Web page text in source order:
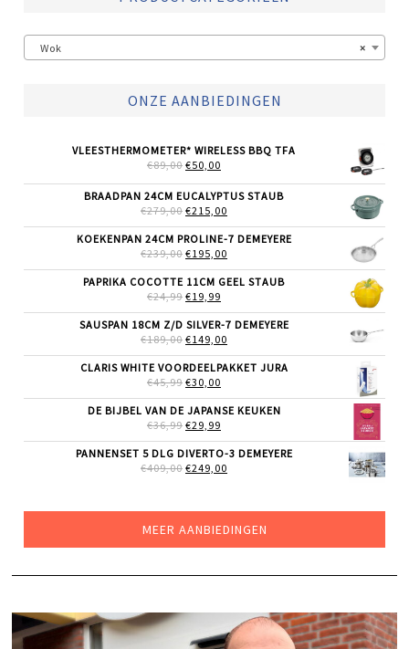
×
Wok
ONZE AANBIEDINGEN
VLEESTHERMOMETER* WIRELESS BBQ TFA
€89,00 OORSPRONKELIJKE
WAS:
€89,00.
€50,00
IS:
€50,00.
BRAADPAN 24CM EUCALYPTUS STAUB
€279,00 OORSPRONKELIJKE
WAS:
€279,00.
€215,00
IS:
KOEKENPAN 24CM PROLINE-7 DEMEYERE
€239,00 OORSPRONKELIJKE
WAS:
€239,00.
€195,00
IS:
PAPRIKA COCOTTE 11CM GEEL STAUB
€24,99 OORSPRONKELIJKE
WAS:
€24,99.
€19,99
IS:
€19,99.
SAUSPAN 18CM Z/D SILVER-7 DEMEYERE
€189,00 OORSPRONKELIJKE
WAS:
€189,00.
€149,00
IS:
CLARIS WHITE VOORDEELPAKKET JURA
€45,99 OORSPRONKELIJKE
WAS:
€45,99.
€30,00
IS:
DE BIJBEL VAN DE JAPANSE KEUKEN
€36,99 OORSPRONKELIJKE
WAS:
€36,99.
€29,99
IS:
€29,99.
PANNENSET 5 DLG DIVERTO-3 DEMEYERE
€409,00 OORSPRONKELIJKE
€249,00
MEER AANBIEDINGEN